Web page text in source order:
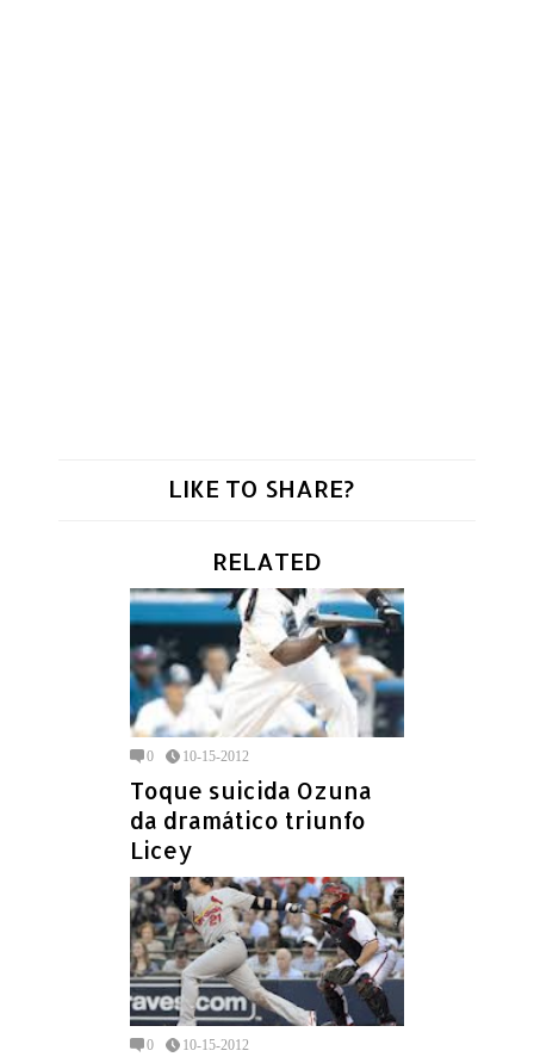
LIKE TO SHARE?
RELATED
0 10-15-2012
Toque suicida Ozuna
da dramático triunfo
Licey
0 10-15-2012